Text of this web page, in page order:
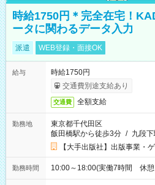
時給1750円＊完全在宅！
ータに関わるデータ入力
派遣 WEB登録・面接OK
給与
時給1750円
交通費別途支給あり
交通費 全額支給
勤務地
東京都千代田区
飯田橋駅から徒歩3分 / 九段
【大手出版社】出版事業・
勤務時間 10:00～18:00(実働7時間 休